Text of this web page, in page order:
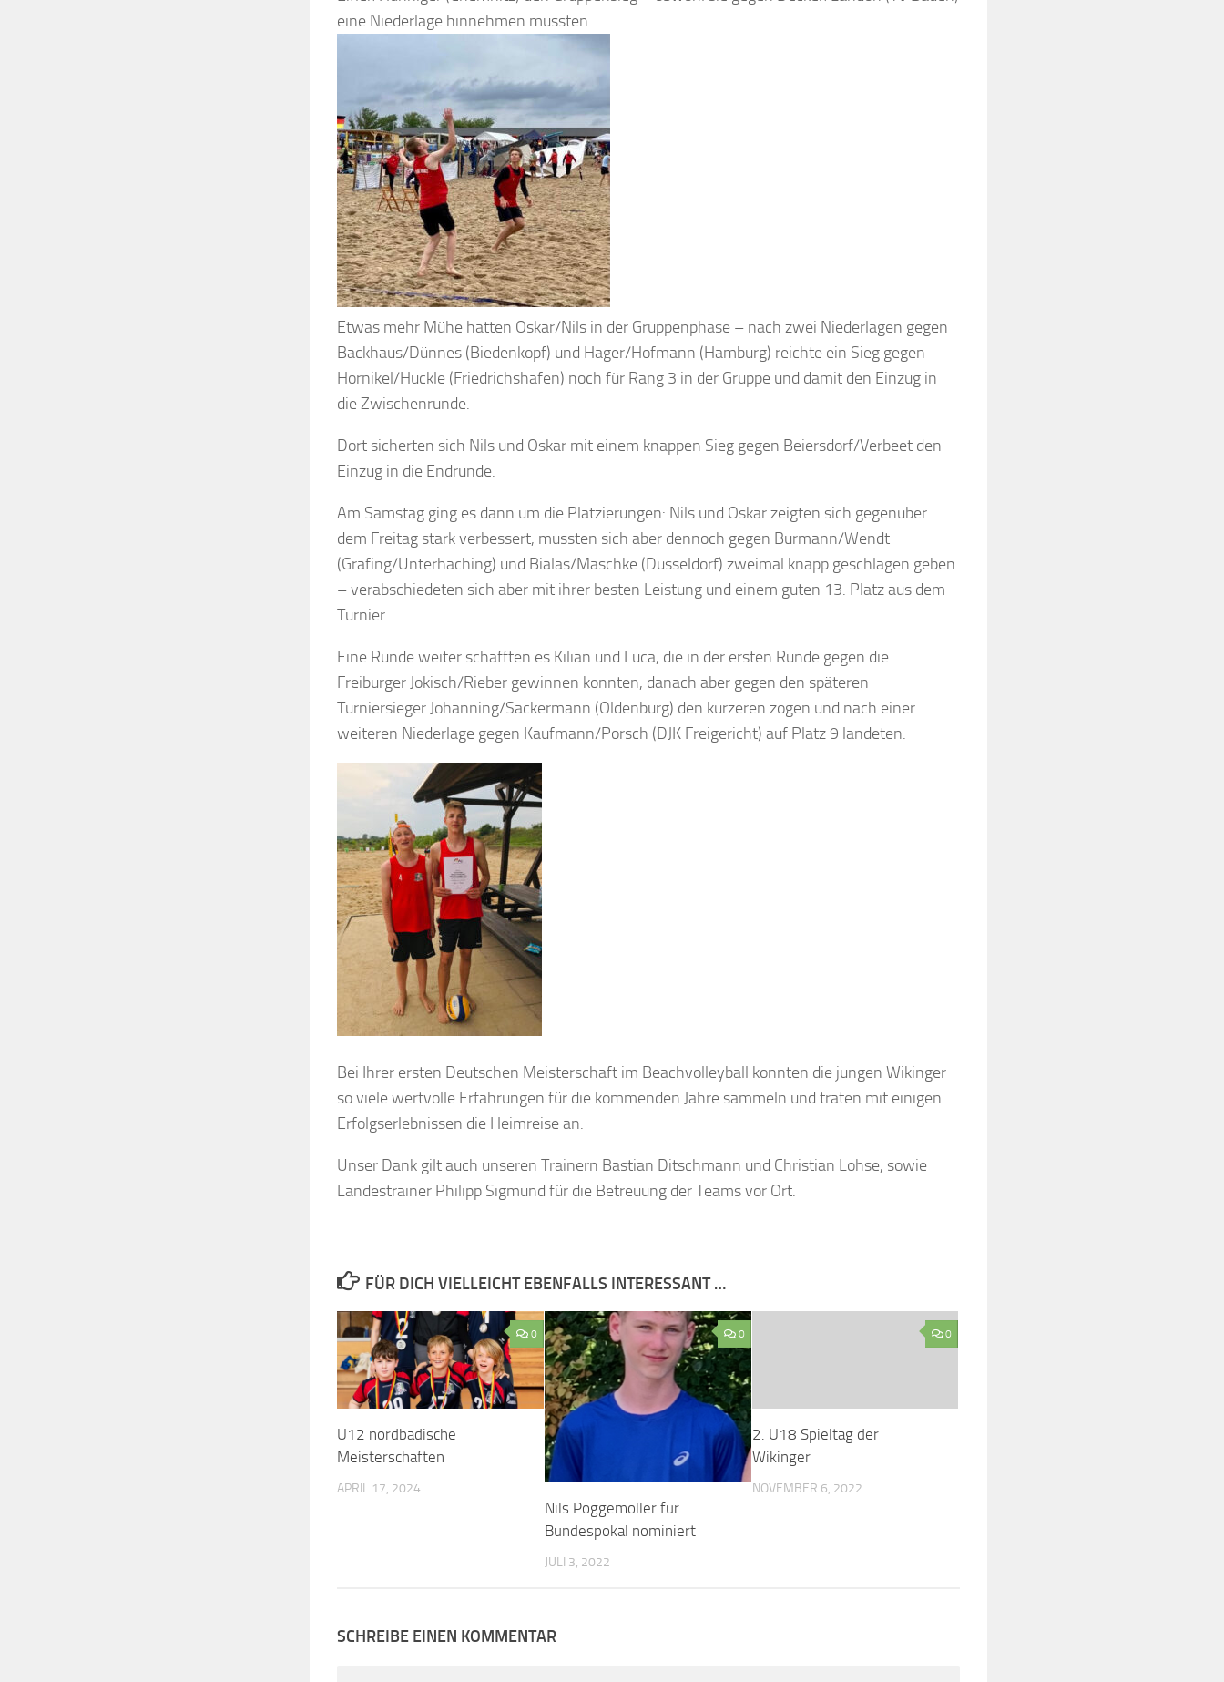
eine Niederlage hinnehmen mussten.
Etwas mehr Mühe hatten Oskar/Nils in der Gruppenphase – nach zwei Niederlagen gegen
Backhaus/Dünnes (Biedenkopf) und Hager/Hofmann (Hamburg) reichte ein Sieg gegen
Hornikel/Huckle (Friedrichshafen) noch für Rang 3 in der Gruppe und damit den Einzug in
die Zwischenrunde.
Dort sicherten sich Nils und Oskar mit einem knappen Sieg gegen Beiersdorf/Verbeet den
Einzug in die Endrunde.
Am Samstag ging es dann um die Platzierungen: Nils und Oskar zeigten sich gegenüber
dem Freitag stark verbessert, mussten sich aber dennoch gegen Burmann/Wendt
(Grafing/Unterhaching) und Bialas/Maschke (Düsseldorf) zweimal knapp geschlagen geben
– verabschiedeten sich aber mit ihrer besten Leistung und einem guten 13. Platz aus dem
Turnier.
Eine Runde weiter schafften es Kilian und Luca, die in der ersten Runde gegen die
Freiburger Jokisch/Rieber gewinnen konnten, danach aber gegen den späteren
Turniersieger Johanning/Sackermann (Oldenburg) den kürzeren zogen und nach einer
weiteren Niederlage gegen Kaufmann/Porsch (DJK Freigericht) auf Platz 9 landeten.
Bei Ihrer ersten Deutschen Meisterschaft im Beachvolleyball konnten die jungen Wikinger
so viele wertvolle Erfahrungen für die kommenden Jahre sammeln und traten mit einigen
Erfolgserlebnissen die Heimreise an.
Unser Dank gilt auch unseren Trainern Bastian Ditschmann und Christian Lohse, sowie
Landestrainer Philipp Sigmund für die Betreuung der Teams vor Ort.
FÜR DICH VIELLEICHT EBENFALLS INTERESSANT …
0
U12 nordbadische
Meisterschaften
APRIL 17, 2024
0
Nils Poggemöller für
Bundespokal nominiert
JULI 3, 2022
0
2. U18 Spieltag der
Wikinger
NOVEMBER 6, 2022
SCHREIBE EINEN KOMMENTAR